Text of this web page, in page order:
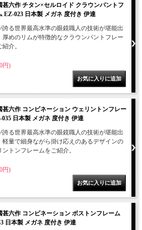
甚六作 チタン×セルロイド クラウンパントフ
EZ-023 日本製 メガネ 度付き 伊達
誇る世界最高水準の眼鏡職人の技術が堪能出
厚めのリムが特徴的なクラウンパントフレー
介。
円)
甚六作 コンビネーション ウェリントンフレー
035 日本製 メガネ 度付き 伊達
誇る世界最高水準の眼鏡職人の技術が堪能出
軽量で細身ながら掛け応えのあるデザインの
ントンフレームをご紹介。
円)
甚六作 コンビネーション ボストンフレーム
日本製 メガネ 度付き 伊達